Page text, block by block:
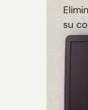
su